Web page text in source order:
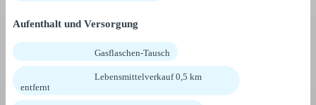
Aufenthalt und Versorgung
Gasflaschen-Tausch
Lebensmittelverkauf 0,5 km
entfernt